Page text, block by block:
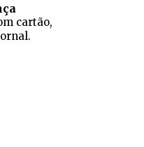
cartão,